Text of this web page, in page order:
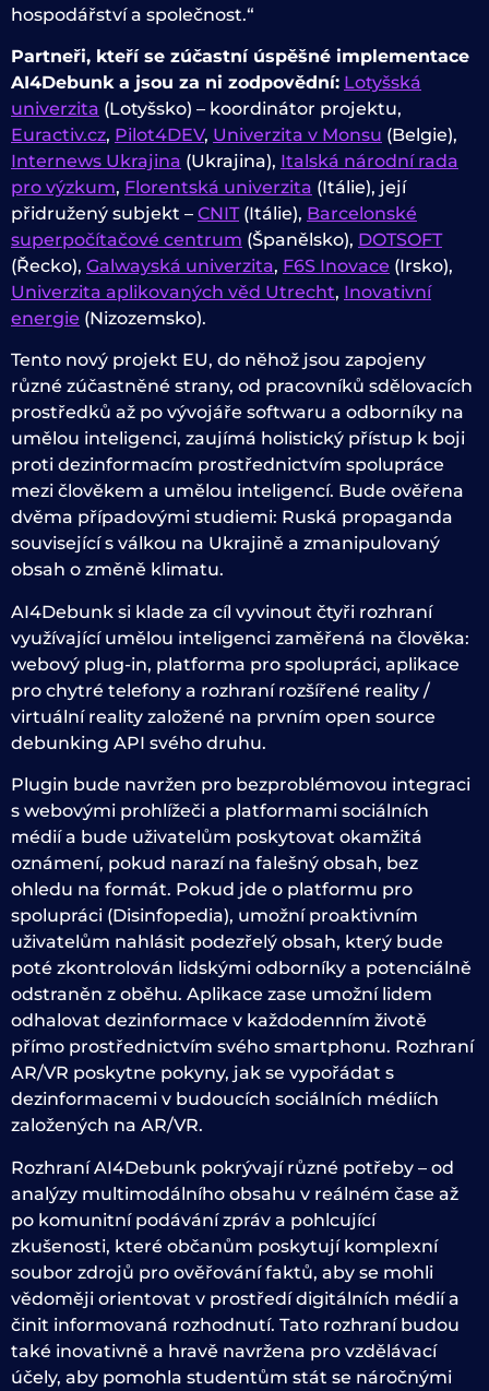
hospodářství a společnost.“
Partneři, kteří se zúčastní úspěšné implementace
AI4Debunk a jsou za ni zodpovědní: Lotyšská
univerzita (Lotyšsko) – koordinátor projektu,
Euractiv.cz, Pilot4DEV, Univerzita v Monsu (Belgie),
Internews Ukrajina (Ukrajina), Italská národní rada
pro výzkum, Florentská univerzita (Itálie), její
přidružený subjekt – CNIT(Itálie), Barcelonské
superpočítačové centrum (Španělsko), DOTSOFT
(Řecko), Galwayská univerzita, F6S Inovace (Irsko),
Univerzita aplikovaných věd Utrecht, Inovativní
energie (Nizozemsko).
Tento nový projekt EU, do něhož jsou zapojeny
různé zúčastněné strany, od pracovníků sdělovacích
prostředků až po vývojáře softwaru a odborníky na
umělou inteligenci, zaujímá holistický přístup k boji
proti dezinformacím prostřednictvím spolupráce
mezi člověkem a umělou inteligencí. Bude ověřena
dvěma případovými studiemi: Ruská propaganda
související s válkou na Ukrajině a zmanipulovaný
obsah o změně klimatu.
AI4Debunk si klade za cíl vyvinout čtyři rozhraní
využívající umělou inteligenci zaměřená na člověka:
webový plug-in, platforma pro spolupráci, aplikace
pro chytré telefony a rozhraní rozšířené reality /
virtuální reality založené na prvním open source
debunking API svého druhu.
Plugin bude navržen pro bezproblémovou integraci
s webovými prohlížeči a platformami sociálních
médií a bude uživatelům poskytovat okamžitá
oznámení, pokud narazí na falešný obsah, bez
ohledu na formát. Pokud jde o platformu pro
spolupráci (Disinfopedia), umožní proaktivním
uživatelům nahlásit podezřelý obsah, který bude
poté zkontrolován lidskými odborníky a potenciálně
odstraněn z oběhu. Aplikace zase umožní lidem
odhalovat dezinformace v každodenním životě
přímo prostřednictvím svého smartphonu. Rozhraní
AR/VR poskytne pokyny, jak se vypořádat s
dezinformacemi v budoucích sociálních médiích
založených na AR/VR.
Rozhraní AI4Debunk pokrývají různé potřeby – od
analýzy multimodálního obsahu v reálném čase až
po komunitní podávání zpráv a pohlcující
zkušenosti, které občanům poskytují komplexní
soubor zdrojů pro ověřování faktů, aby se mohli
vědoměji orientovat v prostředí digitálních médií a
činit informovaná rozhodnutí. Tato rozhraní budou
také inovativně a hravě navržena pro vzdělávací
účely, aby pomohla studentům stát se náročnými